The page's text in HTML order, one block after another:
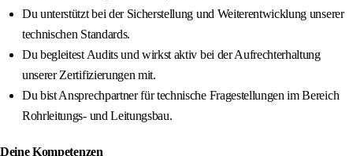
Du unterstützt bei der Sicherstellung und Weiterentwicklung unserer
technischen Standards.
Du begleitest Audits und wirkst aktiv bei der Aufrechterhaltung
unserer Zertifizierungen mit.
Du bist Ansprechpartner für technische Fragestellungen im Bereich
Rohrleitungs- und Leitungsbau.
Deine Kompetenzen